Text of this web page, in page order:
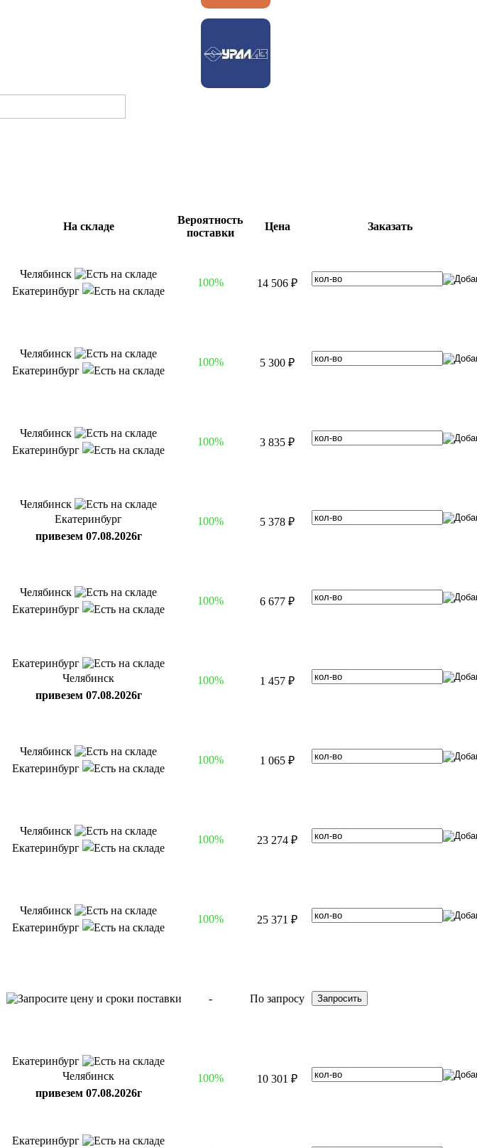
На складе
Вероятность
поставки
Цена Заказать
Челябинск
Екатеринбург
100% 14 506 ₽
Челябинск
Екатеринбург
100% 5 300 ₽
Челябинск
Екатеринбург
100% 3 835 ₽
Челябинск
Екатеринбург
привезем 07.08.2026г
100% 5 378 ₽
Челябинск
Екатеринбург
100% 6 677 ₽
Екатеринбург
Челябинск
привезем 07.08.2026г
100% 1 457 ₽
Челябинск
Екатеринбург
100% 1 065 ₽
Челябинск
Екатеринбург
100% 23 274 ₽
Челябинск
Екатеринбург
100% 25 371 ₽
- По запросу
Екатеринбург
Челябинск
привезем 07.08.2026г
100% 10 301 ₽
Екатеринбург